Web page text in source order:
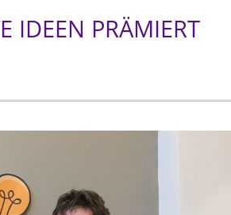
IDEEN PRÄMIERT